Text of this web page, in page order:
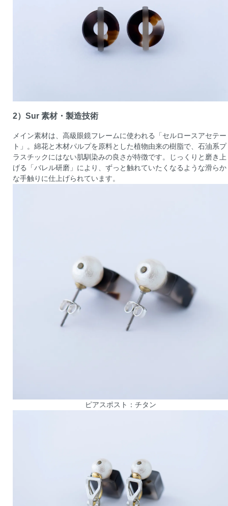
2）Sur 素材・製造技術
メイン素材は、高級眼鏡フレームに使われる「セルロースアセテー
ト」。綿花と木材パルプを原料とした植物由来の樹脂で、石油系プ
ラスチックにはない肌馴染みの良さが特徴です。じっくりと磨き上
げる「バレル研磨」により、ずっと触れていたくなるような滑らか
な手触りに仕上げられています。
ピアスポスト：チタン